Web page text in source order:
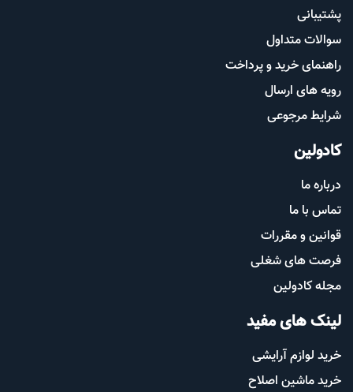
پشتیب​​انی
سوالات متداول
راهنمای خرید و پرداخت
رویه های ارسال
شرایط مرجوعی
کادولین
درباره ما
تماس با ما
قوانین و مقررات
فرصت های شغلی
مجله کادولین
لینک های مفید
خرید لوازم آرایشی
خرید ماشین اصلاح